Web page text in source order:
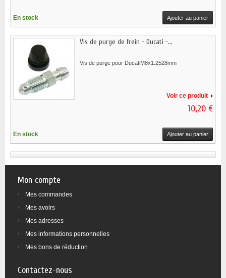
En stock Ajouter au panier
Vis de purge de frein - Ducati -...
Vis de purge pour DucatiM8x1.2528mm
Voir ce produit
10,20 €
En stock Ajouter au panier
Mon compte
Mes commandes
Mes avoirs
Mes adresses
Mes informations personnelles
Mes bons de réduction
Contactez-nous